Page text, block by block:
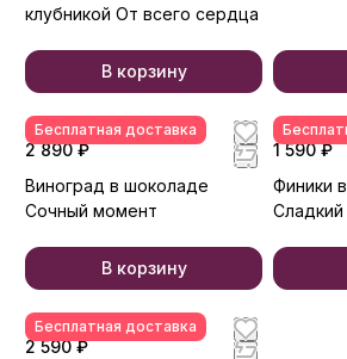
клубникой От всего сердца
В корзину
Бесплатная доставка
2 890 ₽
Виноград в шоколаде
Сочный момент
В корзину
1 590 ₽
Финики
Сладкий
Бесплатная доставка
2 590 ₽